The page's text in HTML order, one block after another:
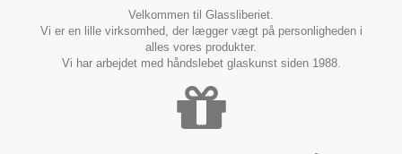
Velkommen til Glassliberiet.
Vi er en lille virksomhed, der lægger vægt på personligheden i
alles vores produkter.
Vi har arbejdet med håndslebet glaskunst siden 1988.